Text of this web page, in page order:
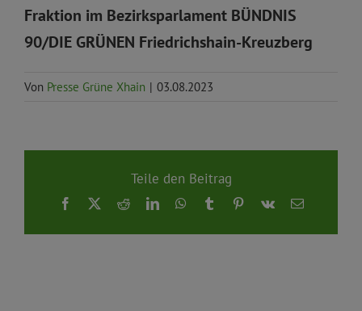
Fraktion im Bezirksparlament BÜNDNIS
90/DIE GRÜNEN Friedrichshain-Kreuzberg
Von Presse Grüne Xhain | 03.08.2023
Teile den Beitrag
Facebook
X RedditLinkedInWhatsApp
TumblrPinterest
Vk
E-